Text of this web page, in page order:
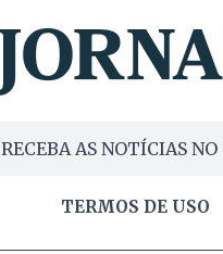
RECEBA AS NOTÍCIAS
TERMOS DE USO